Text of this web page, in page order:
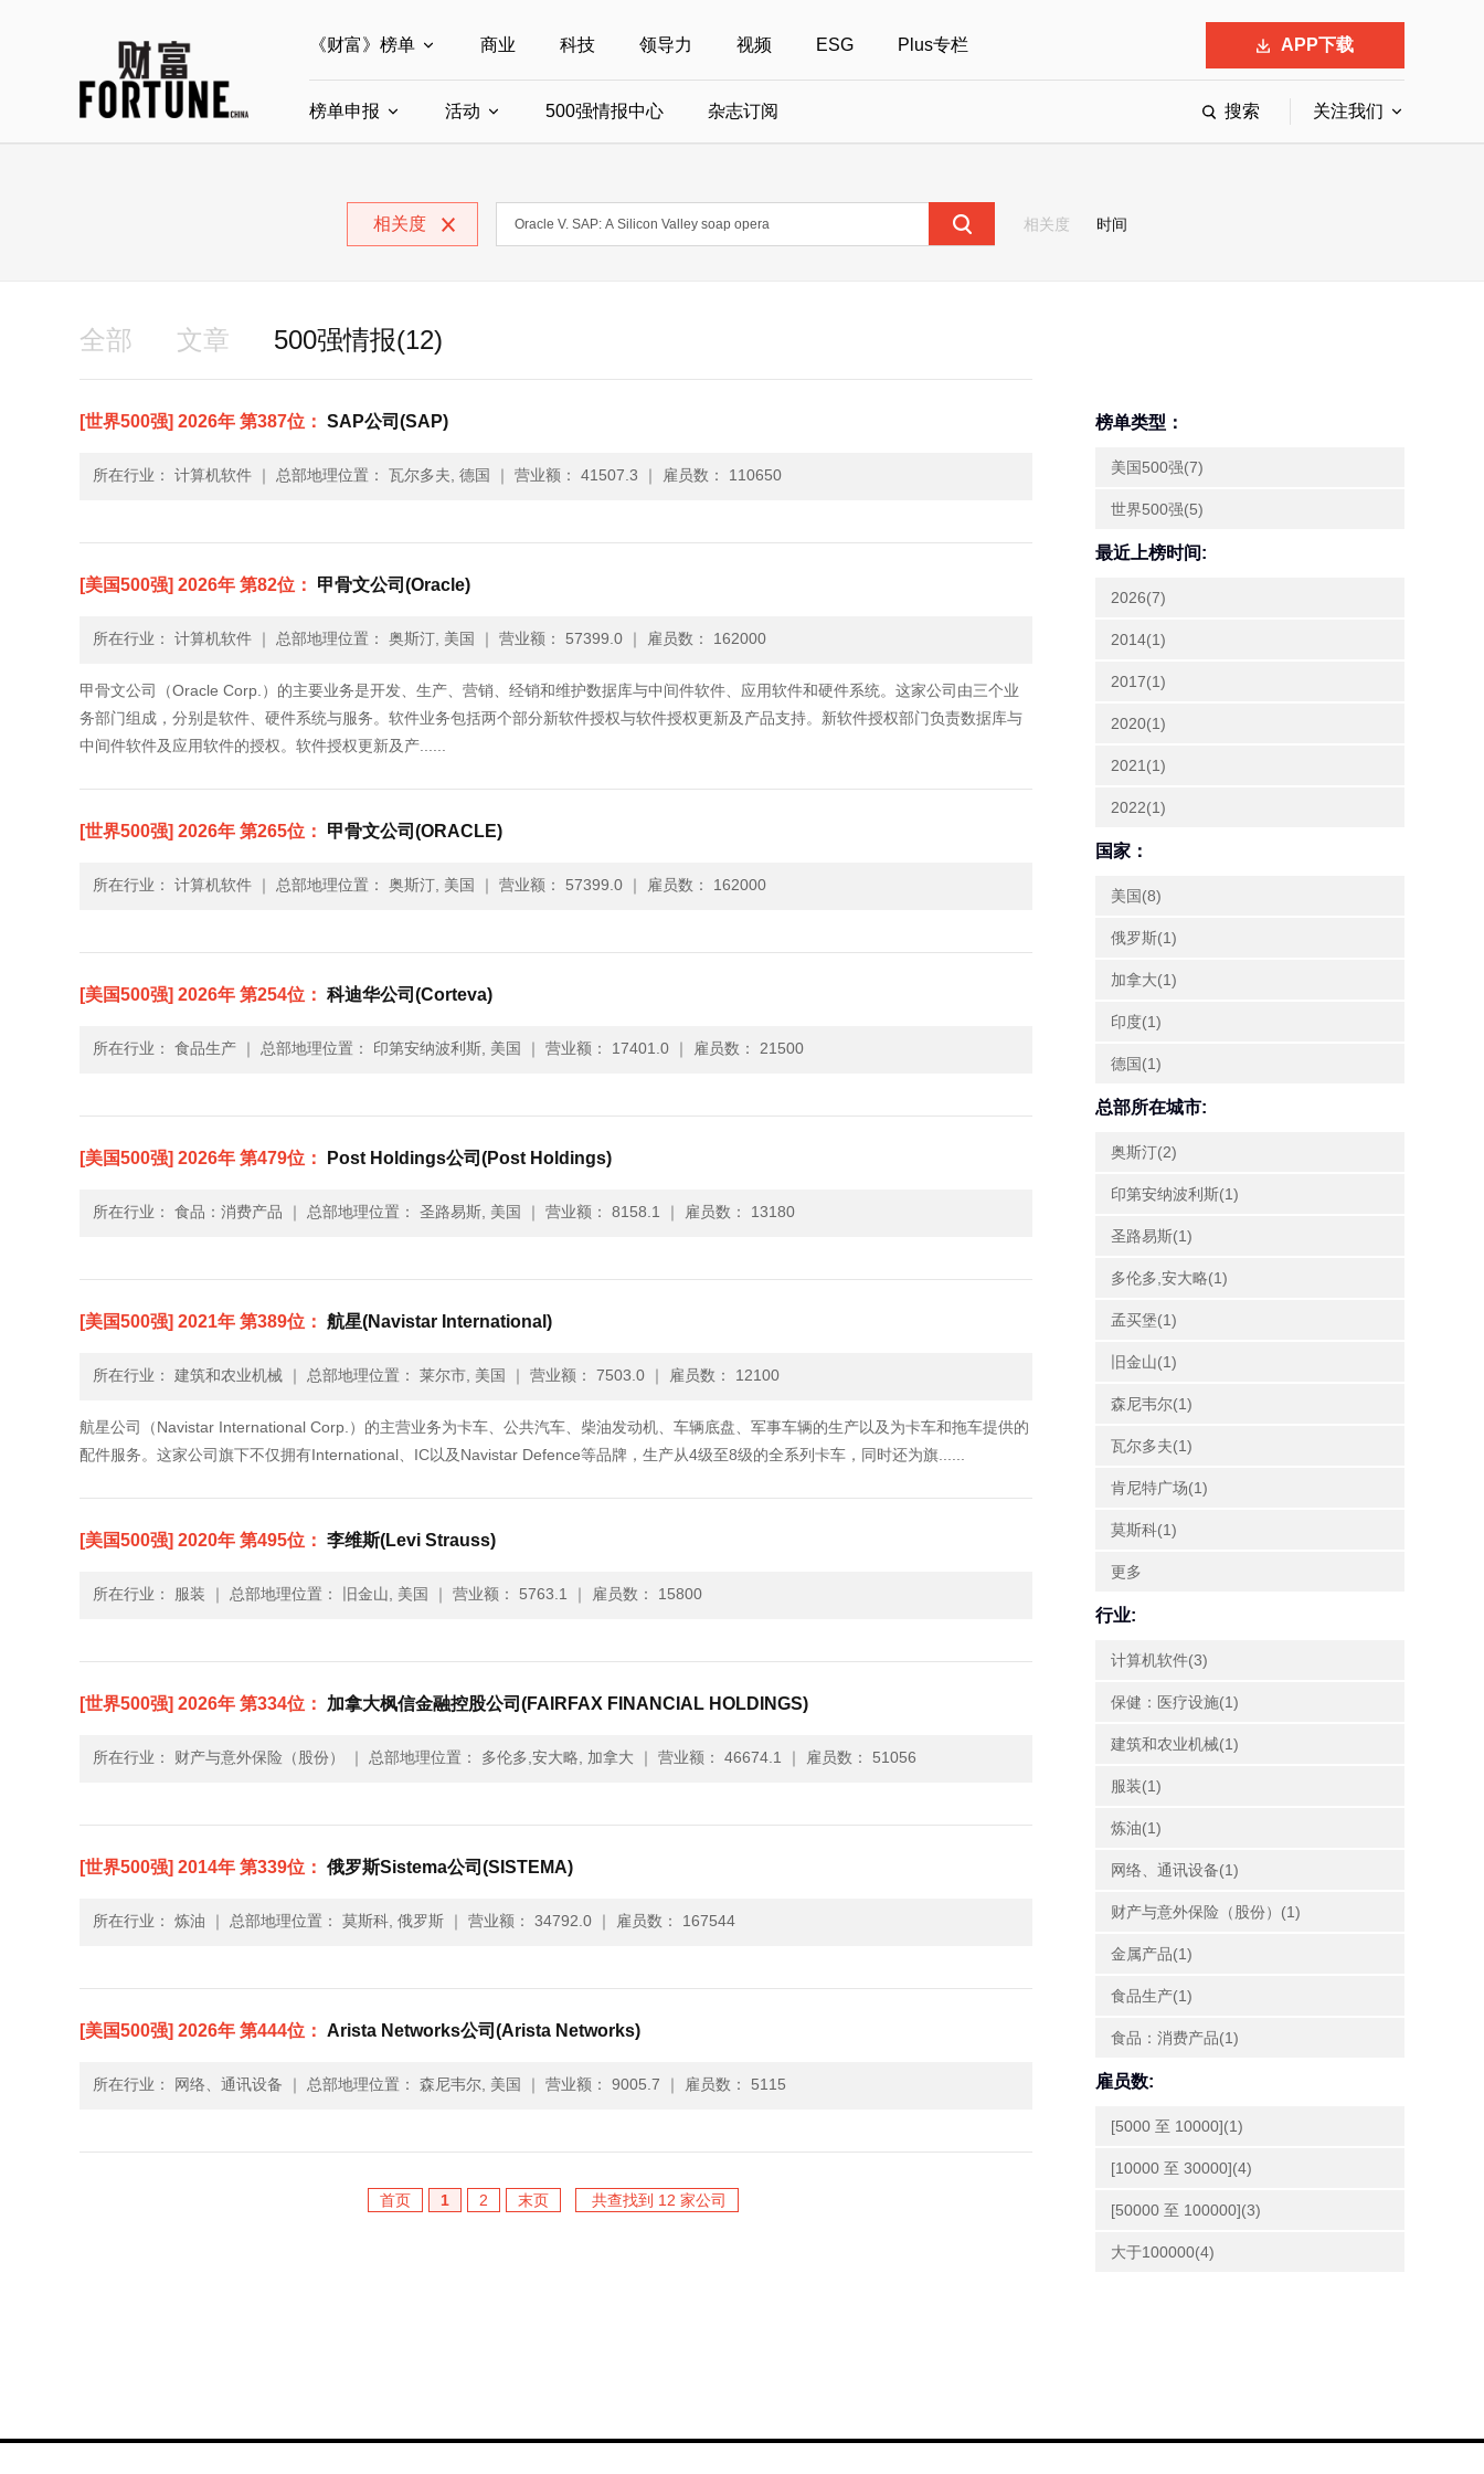
《财富》榜单
全部榜单
中国最具影响力商界女性
商业 科技 领导力 视频 ESG Plus专栏 APP下载
榜单申报
中国ESG影响力榜申报 中国40位40岁以下的商界精英申报 中国最具社会影响力的创业公司申报
活动
财富MPW女性峰会 财富世界500强峰会 财富40U40创想会
500强情报中心 杂志订阅 搜索 关注我们
相关度 相关度 时间
全部 文章 500强情报(12)
[世界500强] 2026年 第387位： SAP公司(SAP)
所在行业： 计算机软件 ｜ 总部地理位置： 瓦尔多夫, 德国 ｜ 营业额： 41507.3 ｜ 雇员数： 110650
[美国500强] 2026年 第82位： 甲骨文公司(Oracle)
所在行业： 计算机软件 ｜ 总部地理位置： 奥斯汀, 美国 ｜ 营业额： 57399.0 ｜ 雇员数： 162000
甲骨文公司（Oracle Corp.）的主要业务是开发、生产、营销、经销和维护数据库与中间件软件、应用软件和硬件系统。这家公司由三个业
务部门组成，分别是软件、硬件系统与服务。软件业务包括两个部分新软件授权与软件授权更新及产品支持。新软件授权部门负责数据库与
中间件软件及应用软件的授权。软件授权更新及产......
[世界500强] 2026年 第265位： 甲骨文公司(ORACLE)
所在行业： 计算机软件 ｜ 总部地理位置： 奥斯汀, 美国 ｜ 营业额： 57399.0 ｜ 雇员数： 162000
[美国500强] 2026年 第254位： 科迪华公司(Corteva)
所在行业： 食品生产 ｜ 总部地理位置： 印第安纳波利斯, 美国 ｜ 营业额： 17401.0 ｜ 雇员数： 21500
[美国500强] 2026年 第479位： Post Holdings公司(Post Holdings)
所在行业： 食品：消费产品 ｜ 总部地理位置： 圣路易斯, 美国 ｜ 营业额： 8158.1 ｜ 雇员数： 13180
[美国500强] 2021年 第389位： 航星(Navistar International)
所在行业： 建筑和农业机械 ｜ 总部地理位置： 莱尔市, 美国 ｜ 营业额： 7503.0 ｜ 雇员数： 12100
航星公司（Navistar International Corp.）的主营业务为卡车、公共汽车、柴油发动机、车辆底盘、军事车辆的生产以及为卡车和拖车提供的
配件服务。这家公司旗下不仅拥有International、IC以及Navistar Defence等品牌，生产从4级至8级的全系列卡车，同时还为旗......
[美国500强] 2020年 第495位： 李维斯(Levi Strauss)
所在行业： 服装 ｜ 总部地理位置： 旧金山, 美国 ｜ 营业额： 5763.1 ｜ 雇员数： 15800
[世界500强] 2026年 第334位： 加拿大枫信金融控股公司(FAIRFAX FINANCIAL HOLDINGS)
所在行业： 财产与意外保险（股份） ｜ 总部地理位置： 多伦多,安大略, 加拿大 ｜ 营业额： 46674.1 ｜ 雇员数： 51056
[世界500强] 2014年 第339位： 俄罗斯Sistema公司(SISTEMA)
所在行业： 炼油 ｜ 总部地理位置： 莫斯科, 俄罗斯 ｜ 营业额： 34792.0 ｜ 雇员数： 167544
[美国500强] 2026年 第444位： Arista Networks公司(Arista Networks)
所在行业： 网络、通讯设备 ｜ 总部地理位置： 森尼韦尔, 美国 ｜ 营业额： 9005.7 ｜ 雇员数： 5115
首页 1 2 末页 共查找到 12 家公司
榜单类型：
美国500强(7)
世界500强(5)
最近上榜时间:
2026(7)
2014(1)
2017(1)
2020(1)
2021(1)
2022(1)
国家：
美国(8)
俄罗斯(1)
加拿大(1)
印度(1)
德国(1)
总部所在城市:
奥斯汀(2)
印第安纳波利斯(1)
圣路易斯(1)
多伦多,安大略(1)
孟买堡(1)
旧金山(1)
森尼韦尔(1)
瓦尔多夫(1)
肯尼特广场(1)
莫斯科(1)
更多
行业:
计算机软件(3)
保健：医疗设施(1)
建筑和农业机械(1)
服装(1)
炼油(1)
网络、通讯设备(1)
财产与意外保险（股份）(1)
金属产品(1)
食品生产(1)
食品：消费产品(1)
雇员数:
[5000 至 10000](1)
[10000 至 30000](4)
[50000 至 100000](3)
大于100000(4)